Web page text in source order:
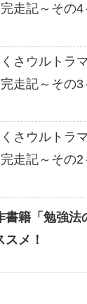
走記～その
さウルトラ
走記～その
さウルトラ
走記～その
書籍「勉強法
スメ！